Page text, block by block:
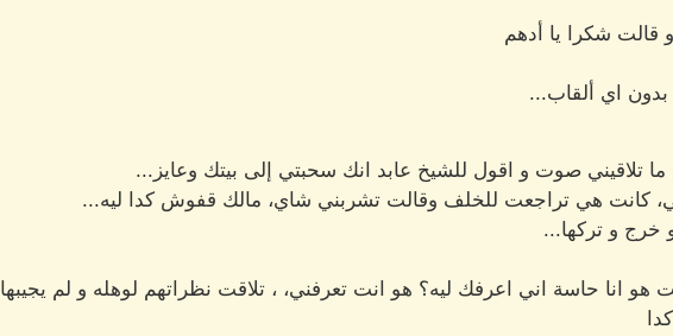
شكرا يا أدهم
اي ألقاب...
صوت و اقول للشيخ عابد انك سحبتي إلى بيتك وعايز...
كانت هي تراجعت للخلف وقالت تشربني شاي، مالك قفوش كدا ليه...
و تركها...
حاسة اني اعرفك ليه؟ هو انت تعرفني، ، تلاقت نظراتهم لوهله و لم يجيبها